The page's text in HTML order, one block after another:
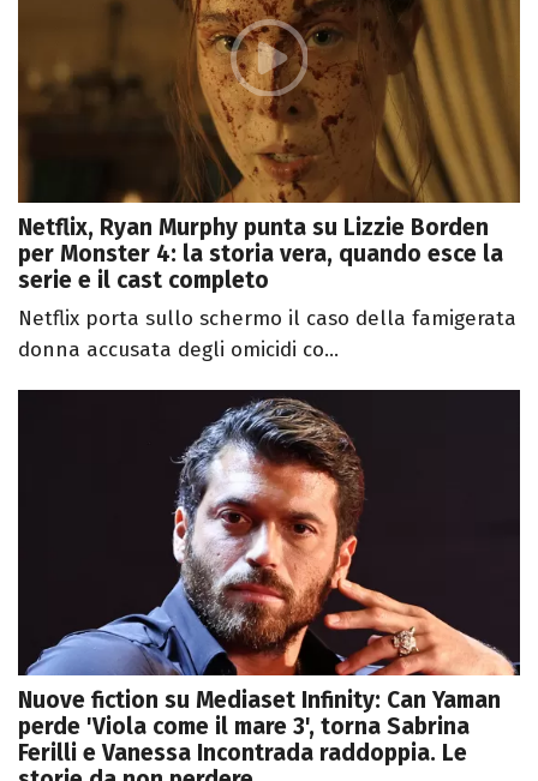
Netflix, Ryan Murphy punta su Lizzie Borden
per Monster 4: la storia vera, quando esce la
serie e il cast completo
Netflix porta sullo schermo il caso della famigerata
donna accusata degli omicidi co...
Nuove fiction su Mediaset Infinity: Can Yaman
perde 'Viola come il mare 3', torna Sabrina
Ferilli e Vanessa Incontrada raddoppia. Le